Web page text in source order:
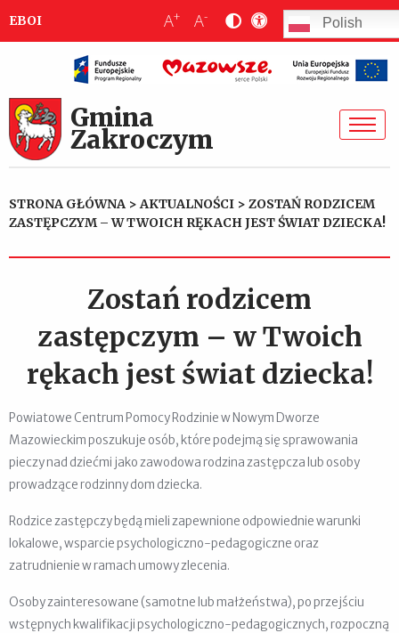
EBOI A+ A- Polish
Gmina
Zakroczym
STRONA GŁÓWNA >AKTUALNOŚCI > ZOSTAŃ RODZICEM
ZASTĘPCZYM – W TWOICH RĘKACH JEST ŚWIAT DZIECKA!
Zostań rodzicem
zastępczym – w Twoich
rękach jest świat dziecka!
Powiatowe Centrum Pomocy Rodzinie w Nowym Dworze
Mazowieckim poszukuje osób, które podejmą się sprawowania
pieczy nad dziećmi jako zawodowa rodzina zastępcza lub osoby
prowadzące rodzinny dom dziecka.
Rodzice zastępczy będą mieli zapewnione odpowiednie warunki
lokalowe, wsparcie psychologiczno-pedagogiczne oraz
zatrudnienie w ramach umowy zlecenia.
Osoby zainteresowane (samotne lub małżeństwa), po przejściu
wstępnych kwalifikacji psychologiczno-pedagogicznych, rozpoczną